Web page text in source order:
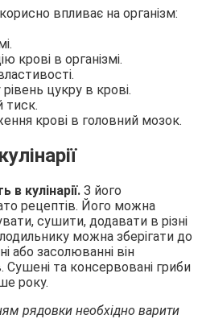
впливає на організм:
крові в організмі.
цукру в крові.
тиск.
крові в головний мозок.
в кулінарії. З його
рецептів. Його можна
сушити, додавати в різні
можна зберігати до
або засолюванні він
Сушені та консервовані гриби
року.
рядовки необхідно варити